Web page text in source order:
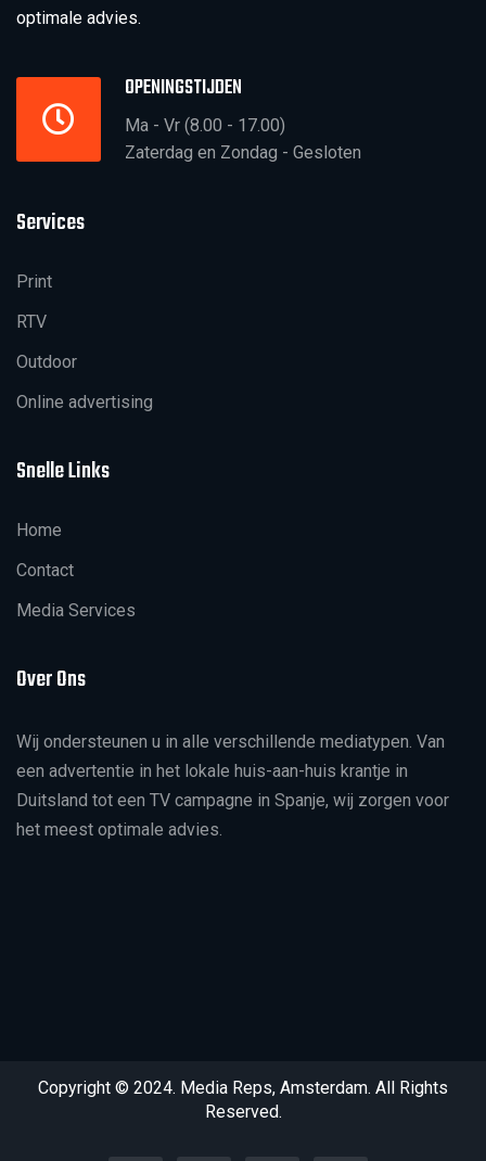
optimale advies.
OPENINGSTIJDEN
Ma - Vr (8.00 - 17.00)
Zaterdag en Zondag - Gesloten
Services
Print
RTV
Outdoor
Online advertising
Snelle Links
Home
Contact
Media Services
Over Ons
Wij ondersteunen u in alle verschillende mediatypen. Van
een advertentie in het lokale huis-aan-huis krantje in
Duitsland tot een TV campagne in Spanje, wij zorgen voor
het meest optimale advies.
Copyright © 2024. Media Reps, Amsterdam. All Rights
Reserved.